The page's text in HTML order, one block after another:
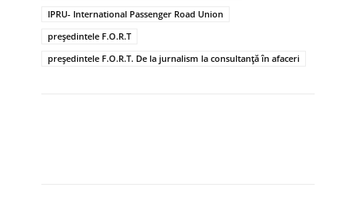
IPRU- International Passenger Road Union
președintele F.O.R.T
președintele F.O.R.T. De la jurnalism la consultanță în afaceri